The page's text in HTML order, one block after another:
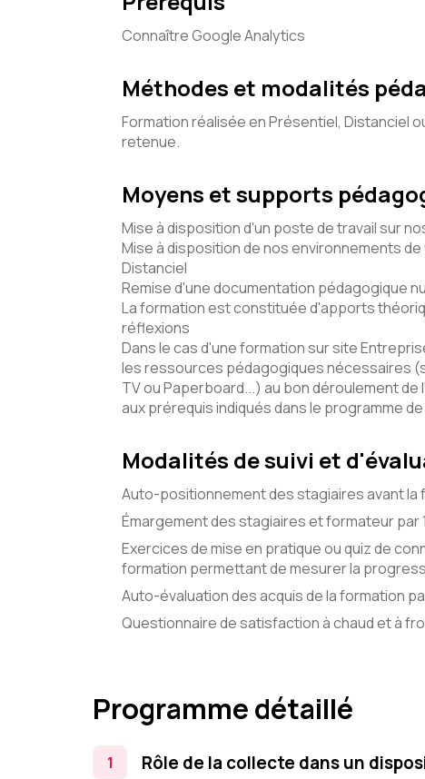
Connaître Google Analytics
Méthodes et modalités
Formation réalisée en Présentiel, Distanciel
retenue.
Moyens et supports
Mise à disposition d'un poste de travail sur
Mise à disposition de nos environnements
Distanciel
Remise d'une documentation pédagogique
La formation est constituée d'apports
réflexions
Dans le cas d'une formation sur site
les ressources pédagogiques nécessaires
TV ou Paperboard...) au bon déroulement
aux prérequis indiqués dans le programme
Modalités de suivi et
Auto-positionnement des stagiaires avant la
Émargement des stagiaires et formateur par
Exercices de mise en pratique ou quiz de
formation permettant de mesurer la
Auto-évaluation des acquis de la formation
Questionnaire de satisfaction à chaud et à
Programme détaillé
Rôle de la collecte dans un